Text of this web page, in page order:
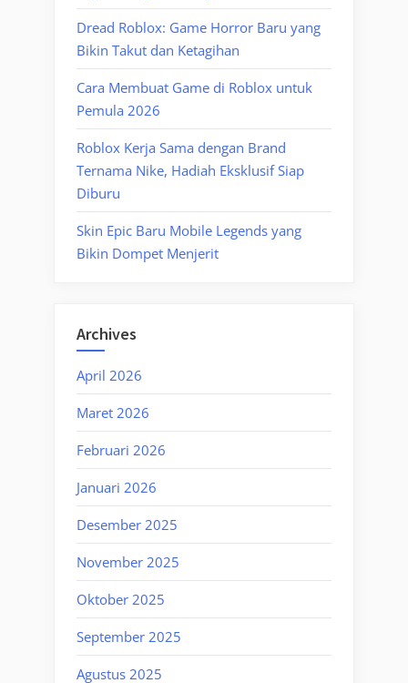
Dread Roblox: Game Horror Baru yang
Bikin Takut dan Ketagihan
Cara Membuat Game di Roblox untuk
Pemula 2026
Roblox Kerja Sama dengan Brand
Ternama Nike, Hadiah Eksklusif Siap
Diburu
Skin Epic Baru Mobile Legends yang
Bikin Dompet Menjerit
Archives
April 2026
Maret 2026
Februari 2026
Januari 2026
Desember 2025
November 2025
Oktober 2025
September 2025
Agustus 2025